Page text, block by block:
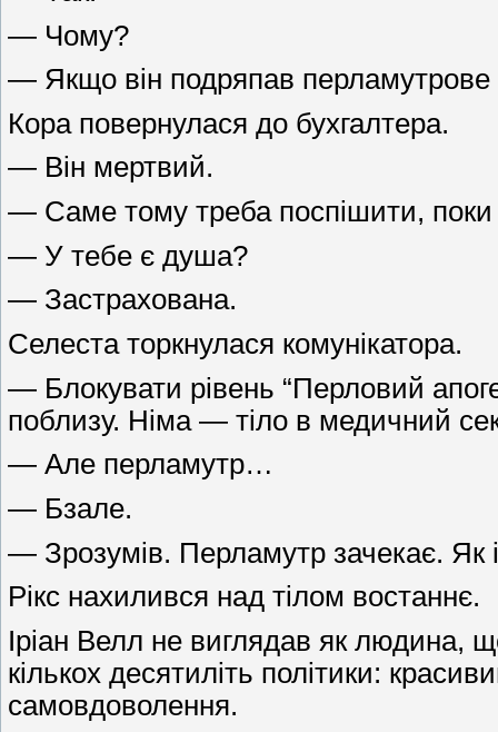
— Чому?
— Якщо він подряпав перламутрове
Кора повернулася до бухгалтера.
— Він мертвий.
— Саме тому треба поспішити, поки
— У тебе є душа?
— Застрахована.
Селеста торкнулася комунікатора.
— Блокувати рівень “Перловий
поблизу. Німа — тіло в медичний
— Але перламутр…
— Бзале.
— Зрозумів. Перламутр зачекає. Як і
Рікс нахилився над тілом востаннє.
Іріан Велл не виглядав як людина,
кількох десятиліть політики:
самовдоволення.